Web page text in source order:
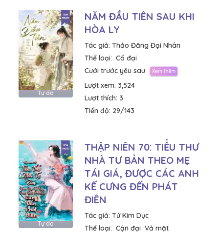
Tự do
NĂM ĐẦU TIÊN SAU KHI
HÒA LY
Tác giả: Thảo Đăng Đại Nhân
Thể loại: Cổ đại
Cưới trước yêu sau
Lượt xem: 3,524
Lượt thích: 3
Tiến độ: 29/143
Tự do
THẬP NIÊN 70: TIỂU THƯ
NHÀ TƯ BẢN THEO MẸ
TÁI GIÁ, ĐƯỢC CÁC ANH
KẾ CƯNG ĐẾN PHÁT
ĐIÊN
Tác giả: Tử Kim Dục
Thể loại: Cận đại Vả mặt